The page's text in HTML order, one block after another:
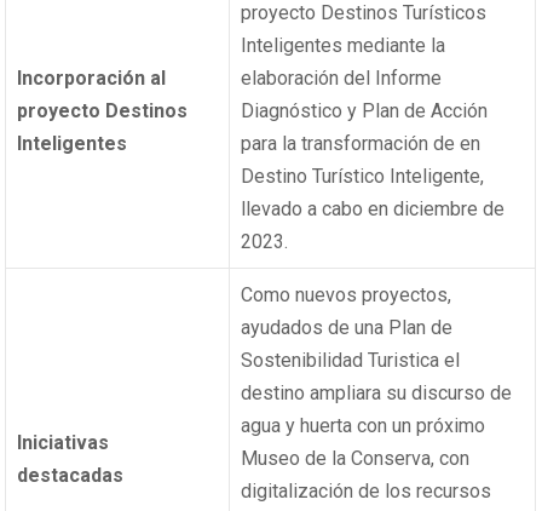
Incorporación al
proyecto Destinos
Inteligentes
proyecto Destinos Turísticos
Inteligentes mediante la
elaboración del Informe
Diagnóstico y Plan de Acción
para la transformación de en
Destino Turístico Inteligente,
llevado a cabo en diciembre de
2023.
Iniciativas
destacadas
Como nuevos proyectos,
ayudados de una Plan de
Sostenibilidad Turistica el
destino ampliara su discurso de
agua y huerta con un próximo
Museo de la Conserva, con
digitalización de los recursos